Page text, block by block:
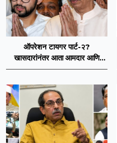
ऑपरेशन टायगर पार्ट-२?
खासदारांनंतर आता आमदार आणि
नगरसेवकही शिंदेंच्या वाटेवर?